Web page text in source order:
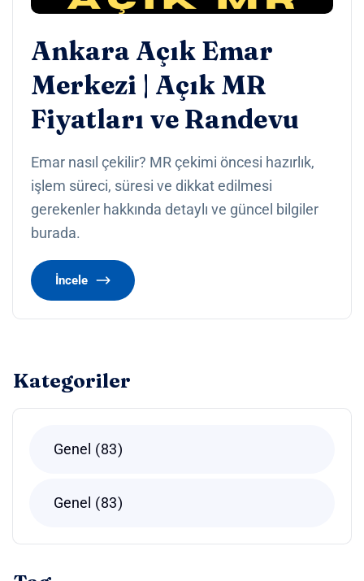
Ankara Açık Emar
Merkezi | Açık MR
Fiyatları ve Randevu
Emar nasıl çekilir? MR çekimi öncesi hazırlık,
işlem süreci, süresi ve dikkat edilmesi
gerekenler hakkında detaylı ve güncel bilgiler
burada.
İncele
Kategoriler
Genel 83
Genel 83